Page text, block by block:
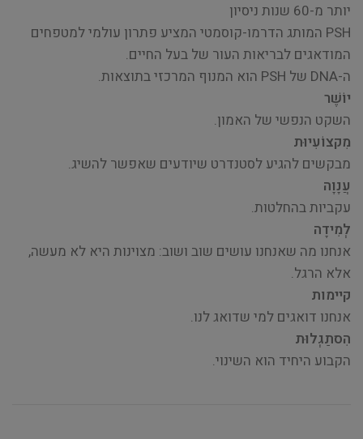
יותר מ-60 שנות ניסיון
PSH המותג הדרמו-קוסמטי המציע פתרון עולמי למטפחים
המודאגים לבריאות העור של בעל החיים.
ה-DNA של PSH הוא המנוף המרכזי בתוצאות.
יוֹשֶׁר
השקט הנפשי של האמון.
מִקצוֹעִיוּת
מבקשים להגיע לסטנדרט שיודעים שאפשר להשיג.
עֲנָוָה
עקביות בהחלטות.
לְמִידָה
אנחנו מה שאנחנו עושים שוב ושוב: מצוינות היא לא מעשה,
אלא הרגל.
קיימות
אנחנו דואגים למי שדואג לנו.
הִסתַגְלוּת
הקבוע היחיד הוא השינוי.